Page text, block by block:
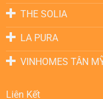
THE SOLIA
LA PURA
VINHOMES TÂN
Liên Kết